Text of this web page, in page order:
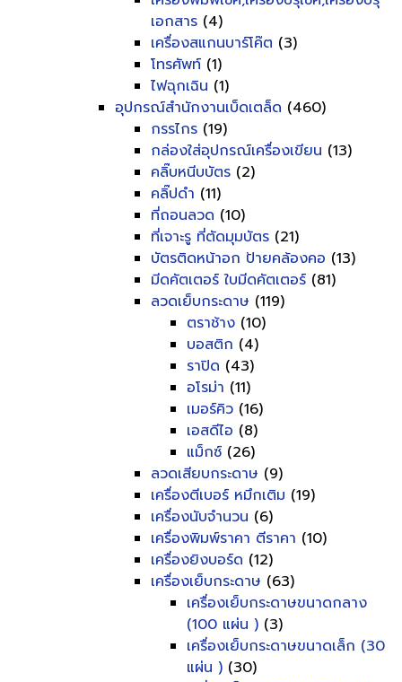
เอกสาร (4)
เครื่องสแกนบาร์โค๊ต (3)
โทรศัพท์ (1)
ไฟฉุกเฉิน (1)
อุปกรณ์สำนักงานเบ็ดเตล็ด (460)
กรรไกร (19)
กล่องใส่อุปกรณ์เครื่องเขียน (13)
คลิ๊บหนีบบัตร (2)
คลิ๊ปดำ (11)
ที่ถอนลวด (10)
ที่เจาะรู ที่ตัดมุมบัตร (21)
บัตรติดหน้าอก ป้ายคล้องคอ (13)
มีดคัตเตอร์ ใบมีดคัตเตอร์ (81)
ลวดเย็บกระดาษ (119)
ตราช้าง (10)
บอสติก (4)
ราปิด (43)
อโรม่า (11)
เมอร์คิว (16)
เอสดีไอ (8)
แม็กซ์ (26)
ลวดเสียบกระดาษ (9)
เครื่องตีเบอร์ หมึกเติม (19)
เครื่องนับจำนวน (6)
เครื่องพิมพ์ราคา ตีราคา (10)
เครื่องยิงบอร์ด (12)
เครื่องเย็บกระดาษ (63)
เครื่องเย็บกระดาษขนาดกลาง
(100 แผ่น ) (3)
เครื่องเย็บกระดาษขนาดเล็ก (30
แผ่น ) (30)